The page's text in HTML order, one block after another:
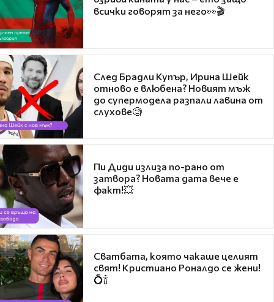
всички говорят за него👀🎬
След Брадли Купър, Ирина Шейк
отново е влюбена? Новият мъж
до супермодела разпали лавина от
слухове🧐
Пи Диди излиза по-рано от
затвора? Новата дата вече е
факт!💥
Сватбата, която чакаше целият
свят! Кристиано Роналдо се жени!
💍🍾